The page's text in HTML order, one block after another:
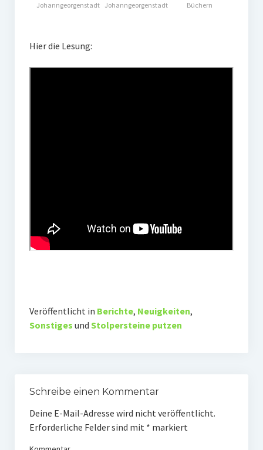
Johanngeorgenstadt
Johanngeorgenstadt
Büchern
Hier die Lesung:
Veröffentlicht in Berichte, Neuigkeiten,
Sonstiges und Stolpersteine putzen
Schreibe einen Kommentar
Deine E-Mail-Adresse wird nicht veröffentlicht.
Erforderliche Felder sind mit * markiert